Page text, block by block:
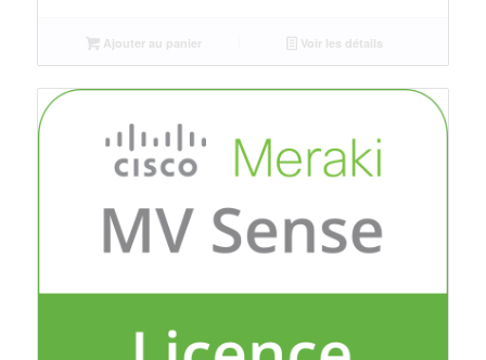
Ajouter au panier Voir les détails